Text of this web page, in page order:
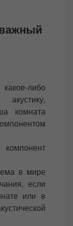
либо
акустику,
комната
в мире
если
или в